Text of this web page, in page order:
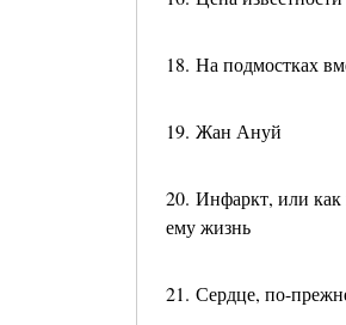
18. На подмостках
19. Жан Ануй
20. Инфаркт, или
ему жизнь
21. Сердце, по-